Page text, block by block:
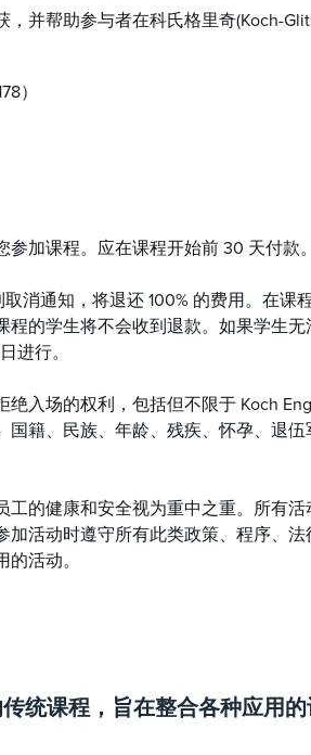
并帮助参与者在科氏格里奇(Koch-
）
参加课程。应在课程开始前 30 天付款
消通知，将退还 100% 的费用。在
程的学生将不会收到退款。如果学生
进行。
入场的权利，包括但不限于 Koch
国籍、民族、年龄、残疾、怀孕、退
的健康和安全视为重中之重。所有
加活动时遵守所有此类政策、程序、
活动。
统课程，旨在整合各种应用